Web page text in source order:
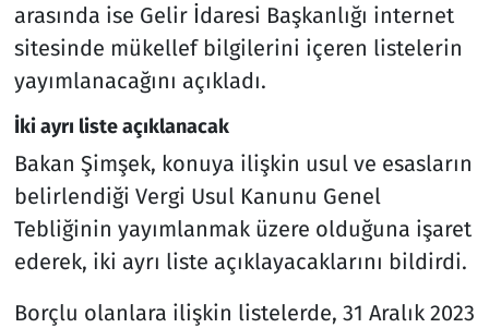
arasında ise Gelir İdaresi Başkanlığı internet
sitesinde mükellef bilgilerini içeren listelerin
yayımlanacağını açıkladı.
⁠İki ayrı liste açıklanacak
Bakan Şimşek, konuya ilişkin usul ve esasların
belirlendiği Vergi Usul Kanunu Genel
Tebliğinin yayımlanmak üzere olduğuna işaret
ederek, iki ayrı liste açıklayacaklarını bildirdi.
Borçlu olanlara ilişkin listelerde, 31 Aralık 2023